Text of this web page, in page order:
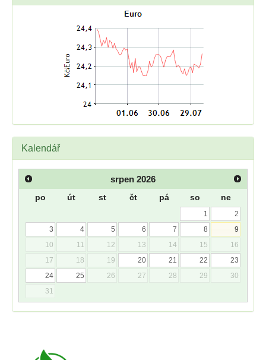
Kalendář
srpen 2026
po út st čt pá so ne
1
2
3
4 5 6 7 8
9
10
11 12 13 14 15
16
17
18 19 20 21 22
23
24
25 26 27 28 29
30
31